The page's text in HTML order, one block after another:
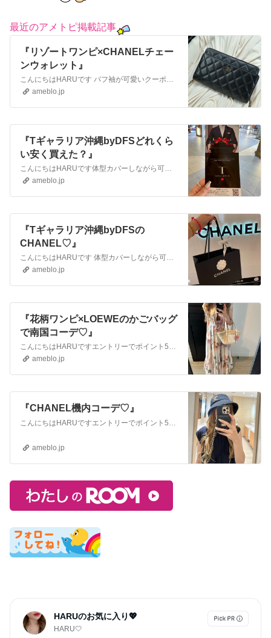
最近のアメトピ掲載記事
『リゾートワンピ×CHANELチェー
ンウォレット』
こんにちはHARUです パフ袖が可愛いクーポンで1290円【在庫一掃：1,290円！クーポン利用で】ブラウス レディース カジュアル パフ袖 パフスリーブ チ…
ameblo.jp
『Tギャラリア沖縄byDFSどれくら
い安く買えた？』
こんにちはHARUです体型カバーしながら可愛いクーポンで1280円【クーポン利用で1,280円】パールパフスリーブ ブラウス フリル ボリュームスリーブ ボリ…
ameblo.jp
『Tギャラリア沖縄byDFSの
CHANEL♡』
こんにちはHARUです 体型カバーしながら可愛いクーポンで1280円【クーポン利用で1,280円】パールパフスリーブ ブラウス フリル ボリュームスリーブ ボ…
ameblo.jp
『花柄ワンピ×LOEWEのかごバッグ
で南国コーデ♡』
こんにちはHARUですエントリーでポイント5倍 水陸両用ラッシュガードクーポンで2390円＜クーポン利用で2,390円＞ ラッシュガード 水陸両用 ペプラム …
ameblo.jp
『CHANEL機内コーデ♡』
こんにちはHARUですエントリーでポイント5倍 ゆったり楽ちんワンピクーポンで1980円【お盆休み限定：1,980円！クーポンで】 ワンピース 夏 ノースリー…
ameblo.jp
HARUのお気に入り💖
HARU🤍